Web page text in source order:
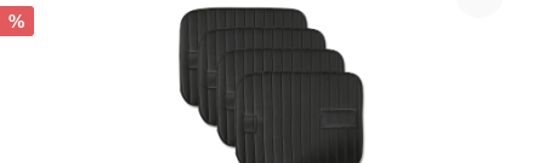
%